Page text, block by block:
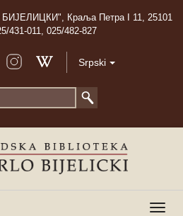
БИЈЕЛИЦКИ", Краља Петра I 11, 25101
431-011, 025/482-827
Srpski